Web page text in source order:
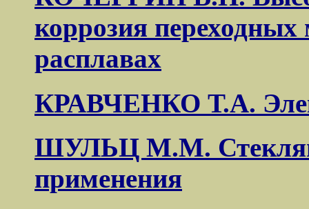
коррозия
расплавах
КРАВЧЕНКО Т.А.
ШУЛЬЦ М.М.
применения